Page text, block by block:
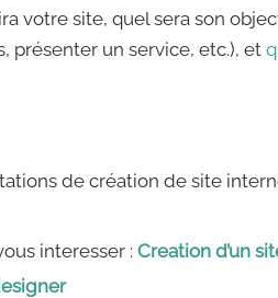
votre site, quel sera son
présenter un service, etc.), et
de création de site
interesser :Creation d’un